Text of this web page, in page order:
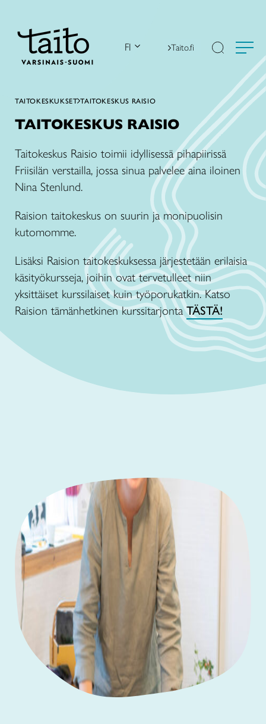
FI Taito.fi
TAITOKESKUKSET TAITOKESKUS RAISIO
TAITOKESKUS RAISIO
Taitokeskus Raisio toimii idyllisessä pihapiirissä
Friisilän verstailla, jossa sinua palvelee aina iloinen
Nina Stenlund.
Raision taitokeskus on suurin ja monipuolisin
kutomomme.
Lisäksi Raision taitokeskuksessa järjestetään erilaisia
käsityökursseja, joihin ovat tervetulleet niin
yksittäiset kurssilaiset kuin työporukatkin. Katso
Raision tämänhetkinen kurssitarjontaTÄSTÄ!